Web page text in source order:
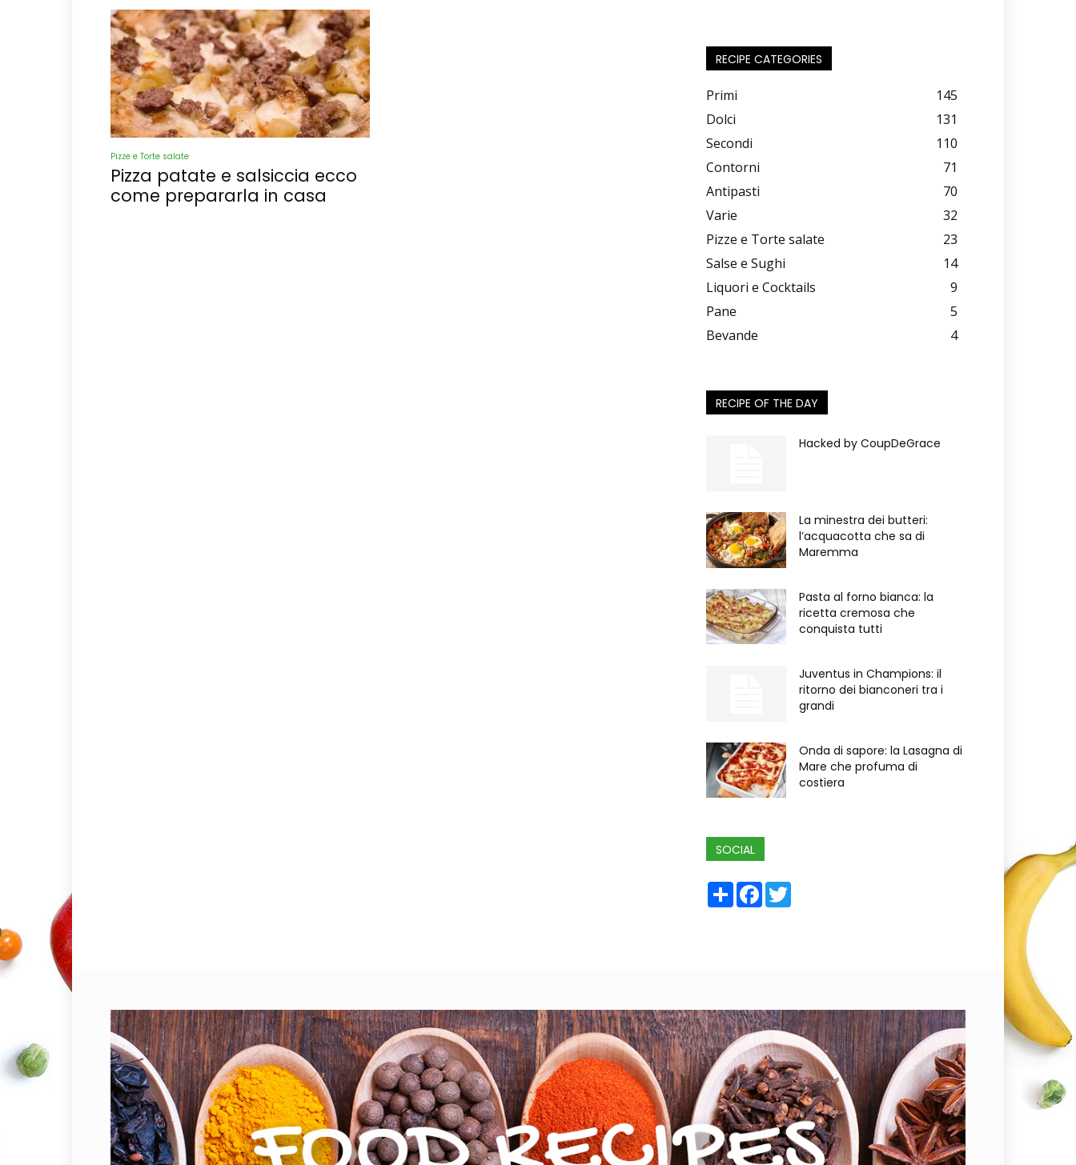
Pizze e Torte salate
Pizza patate e salsiccia ecco
come prepararla in casa
RECIPE CATEGORIES
Primi
145
Dolci
131
Secondi
110
Contorni
71
Antipasti
70
Varie
32
Pizze e Torte salate
23
Salse e Sughi
14
Liquori e Cocktails
9
Pane
5
Bevande
4
RECIPE OF THE DAY
Hacked by CoupDeGrace
La minestra dei butteri:
l’acquacotta che sa di
Maremma
Pasta al forno bianca: la
ricetta cremosa che
conquista tutti
Juventus in Champions: il
ritorno dei bianconeri tra i
grandi
Onda di sapore: la Lasagna di
Mare che profuma di
costiera
SOCIAL
ShareFacebook